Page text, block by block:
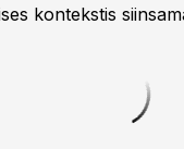
kontekstis